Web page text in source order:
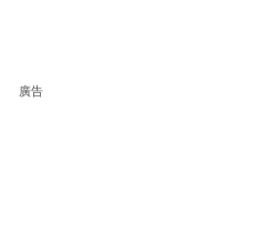
廣告